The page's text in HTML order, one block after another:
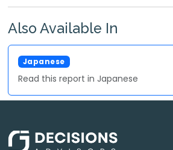
Also Available In
Japanese
Read this report in Japanese